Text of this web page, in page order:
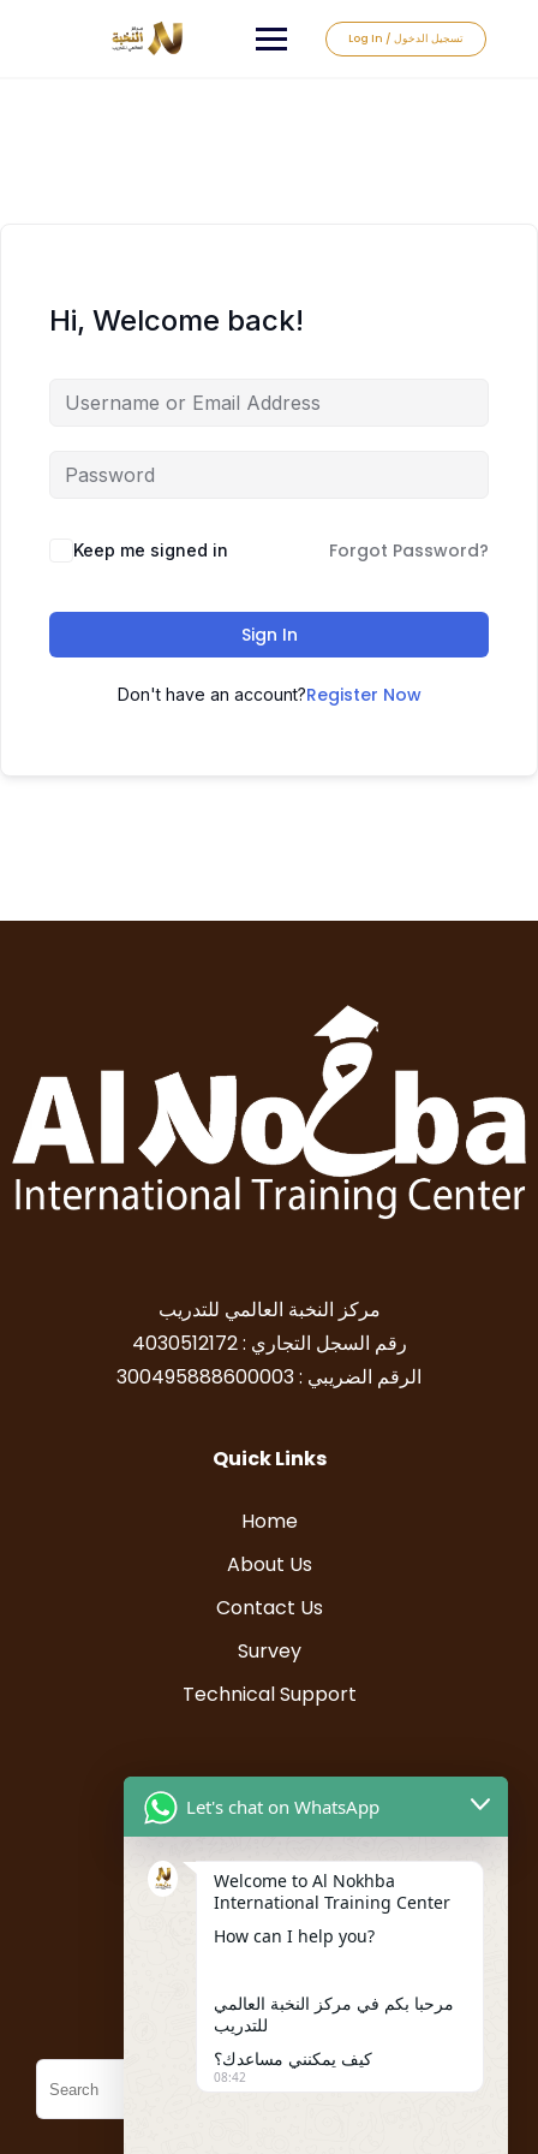
Log In / تسجيل الدخول
Hi, Welcome back!
Keep me signed in Forgot Password?
Sign In
Don't have an account?Register Now
مركز النخبة العالمي للتدريب
رقم السجل التجاري : 4030512172
الرقم الضريبي : 300495888600003
Quick Links
Home
About Us
Contact Us
Survey
Technical Support
Resources
Student Registration
My account
Let's chat on WhatsApp
Welcome to Al Nokhba
International Training Center
How can I help you?
مرحبا بكم في مركز النخبة العالمي
للتدريب
كيف يمكنني مساعدك؟
08:42